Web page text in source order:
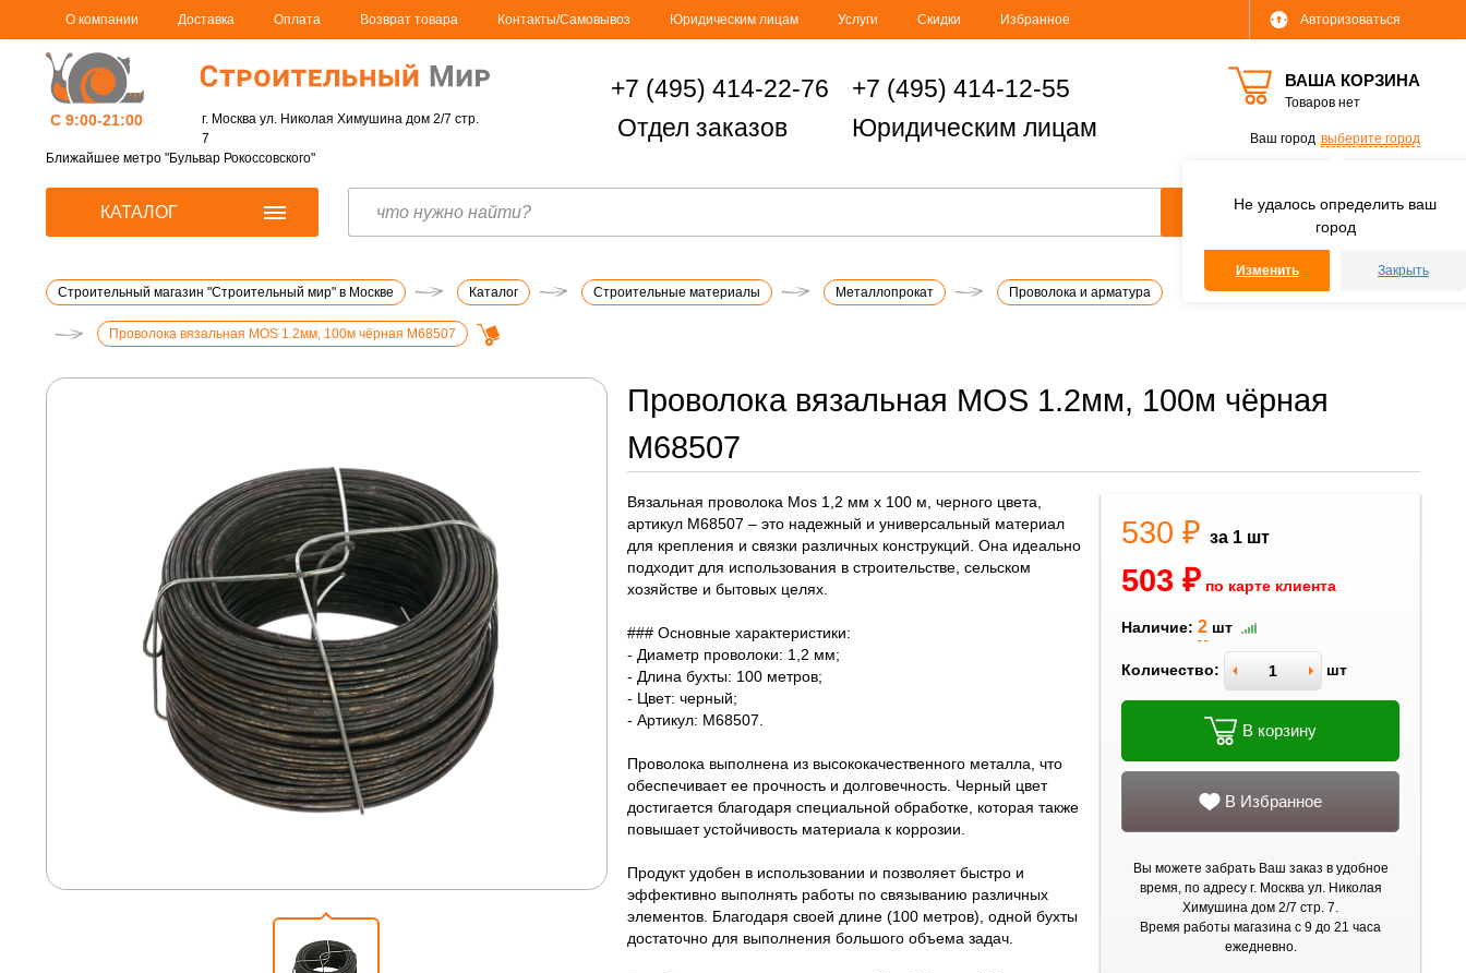
Не удалось определить ваш
город
Изменить Закрыть
Авторизоваться
О компании Доставка Оплата Возврат товара Контакты/Самовывоз Юридическим лицам Услуги Скидки Избранное
ВАША КОРЗИНА
Товаров нет
Ваш город выберите город
С 9:00-21:00
г. Москва ул. Николая Химушина дом 2/7 стр.
7
Ближайшее метро "Бульвар Рокоссовского"
+7 (495) 414-22-76
Отдел заказов
+7 (495) 414-12-55
Юридическим лицам
КАТАЛОГ
Строительный магазин "Строительный мир" в Москве Каталог Строительные материалы Металлопрокат Проволока и арматура
Проволока вязальная MOS 1.2мм, 100м чёрная М68507
Проволока вязальная MOS 1.2мм, 100м чёрная
М68507
Вязальная проволока Mos 1,2 мм х 100 м, черного цвета,
артикул М68507 – это надежный и универсальный материал
для крепления и связки различных конструкций. Она идеально
подходит для использования в строительстве, сельском
хозяйстве и бытовых целях.
### Основные характеристики:
- Диаметр проволоки: 1,2 мм;
- Длина бухты: 100 метров;
- Цвет: черный;
- Артикул: М68507.
Проволока выполнена из высококачественного металла, что
обеспечивает ее прочность и долговечность. Черный цвет
достигается благодаря специальной обработке, которая также
повышает устойчивость материала к коррозии.
Продукт удобен в использовании и позволяет быстро и
эффективно выполнять работы по связыванию различных
элементов. Благодаря своей длине (100 метров), одной бухты
достаточно для выполнения большого объема задач.
530 ₽за 1 шт
503 ₽ по карте клиента
Наличие: 2 шт
Количество: шт
В корзину
В Избранное
Вы можете забрать Ваш заказ в удобное
время, по адресу г. Москва ул. Николая
Химушина дом 2/7 стр. 7.
Время работы магазина с 9 до 21 часа
ежедневно.